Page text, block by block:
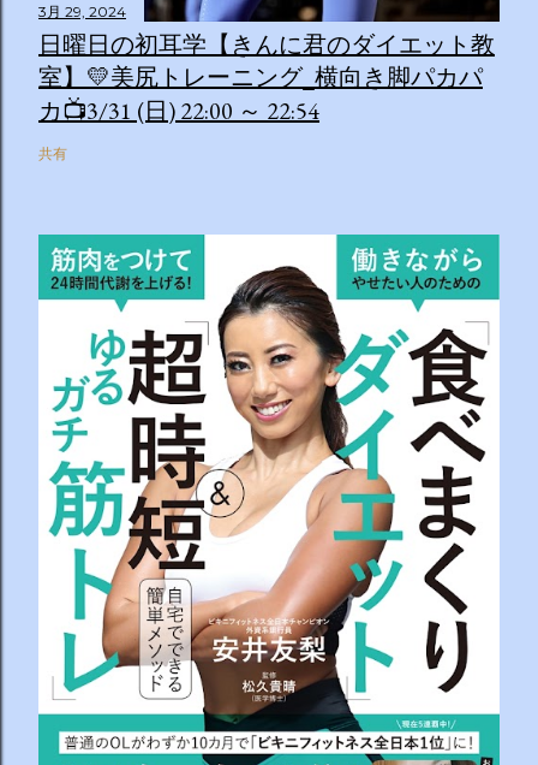
０：２８は「私の幸福時間」を放送いたします ☆番組ＨＰ
https://www.tv-asahi.co.jp/imadesho/ この番組は、テレ
ビ朝日が選んだ『青少年に見てもらいたい番組』です。 体重
に関する10の疑問について、身体の仕組みや心理的なアプロ
ーチから分かりやすくお答えします！ 🥦 1. 人はなぜ太るの
か？ 根本的な理由は非常にシンプルで、「摂取カロリー（食
えるための「脂肪」として身体に蓄えられます。現代はいつ
でも高カロリーな食べ物が手に入るため、意識しないと簡単
にエネルギー過多になってしまいます。 🥗 2. 野菜を先に食
べるのは効果があるの？ 非常に効果があります。 （ベジタ
ブルファーストと呼ばれます） 野菜に含まれる食物繊維が、
後から入ってくる糖質...
3月 29, 2024
日曜日の初耳学【きんに君のダイエット教
室】💛美尻トレーニング_横向き脚パカパ
カ📺3/31 (日) 22:00 ～ 22:54
共有